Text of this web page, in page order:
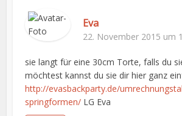
Eva
22. November 2015 um
sie langt für eine 30cm Torte, falls du
möchtest kannst du sie dir hier ganz
http://evasbackparty.de/
springformen/ LG Eva